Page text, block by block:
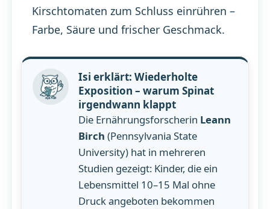
Kirschtomaten zum Schluss einrühren –
Farbe, Säure und frischer Geschmack.
Isi erklärt: Wiederholte
Exposition – warum Spinat
irgendwann klappt
Die Ernährungsforscherin Leann
Birch (Pennsylvania State
University) hat in mehreren
Studien gezeigt: Kinder, die ein
Lebensmittel 10–15 Mal ohne
Druck angeboten bekommen